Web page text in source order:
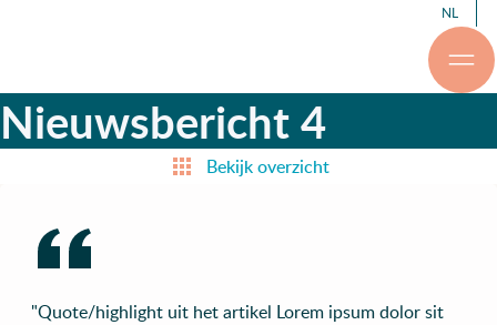
NL
Nieuwsbericht 4
Bekijk overzicht
"Quote/highlight uit het artikel Lorem ipsum dolor sit